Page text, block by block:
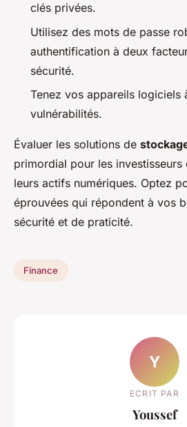
clés privées.
Utilisez des mots de passe
authentification à deux
sécurité.
Tenez vos appareils logiciels
vulnérabilités.
Évaluer les solutions de
primordial pour les
leurs actifs numériques. Optez
éprouvées qui répondent à vos
sécurité et de praticité.
Finance
Y
ECRIT PAR
Youssef